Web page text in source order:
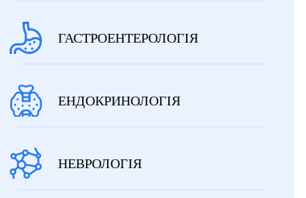
ГАСТРОЕНТЕРОЛОГІЯ
ЕНДОКРИНОЛОГІЯ
НЕВРОЛОГІЯ